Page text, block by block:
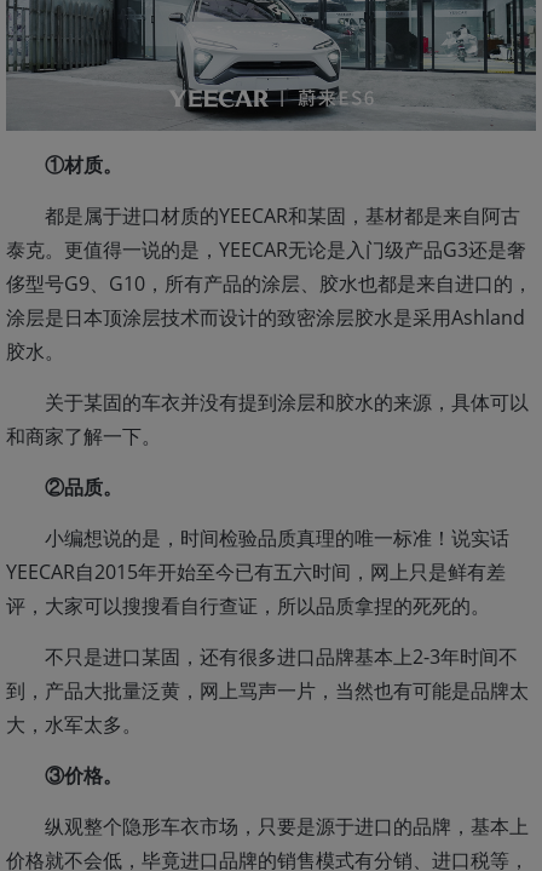
①材质。
都是属于进口材质的YEECAR和某固，基材都是来自阿古
泰克。更值得一说的是，YEECAR无论是入门级产品G3还是奢
侈型号G9、G10，所有产品的涂层、胶水也都是来自进口的，
涂层是日本顶涂层技术而设计的致密涂层胶水是采用Ashland
胶水。
关于某固的车衣并没有提到涂层和胶水的来源，具体可以
和商家了解一下。
②品质。
小编想说的是，时间检验品质真理的唯一标准！说实话
YEECAR自2015年开始至今已有五六时间，网上只是鲜有差
评，大家可以搜搜看自行查证，所以品质拿捏的死死的。
不只是进口某固，还有很多进口品牌基本上2-3年时间不
到，产品大批量泛黄，网上骂声一片，当然也有可能是品牌太
大，水军太多。
③价格。
纵观整个隐形车衣市场，只要是源于进口的品牌，基本上
价格就不会低，毕竟进口品牌的销售模式有分销、进口税等，